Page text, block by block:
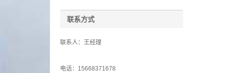
联系方式
联系人：王经理
电话：15668371678